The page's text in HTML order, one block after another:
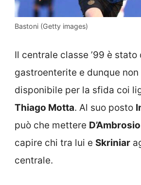
Bastoni (Getty images)
Il centrale classe ’99 è
gastroenterite e dunque
disponibile per la sfida coi
Thiago Motta. Al suo posto
può che mettere D’Ambrosio
capire chi tra lui e Skriniar
centrale.